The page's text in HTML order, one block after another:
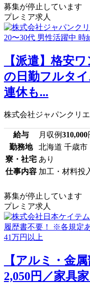
募集が停止しています
プレミア求人
【派遣】格安
の日勤フルタ
連休も...
株式会社ジャパンクリ
給与 月収例310,000
勤務地
北海道 千歳市
寮・社宅 あり
仕事内容 加工・材料投
募集が停止しています
プレミア求人
【アルミ・金
2,050円／家具